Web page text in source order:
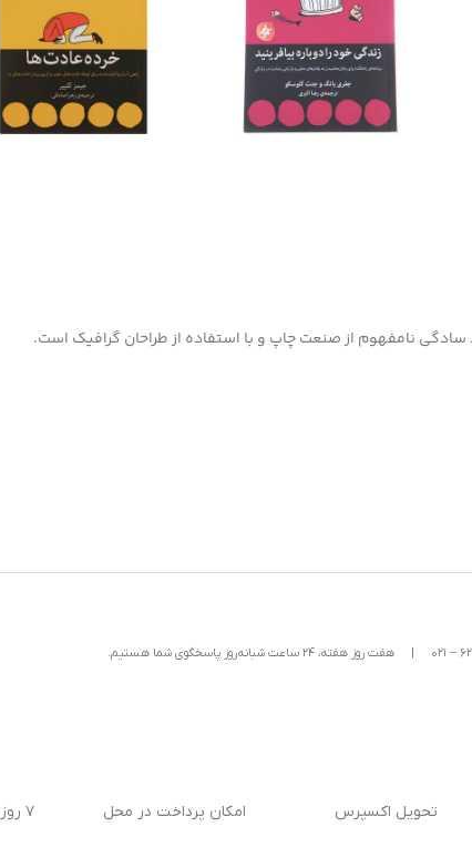
نامفهوم از صنعت چاپ و با استفاده از طراحان گرافیک است.
| هفت روز هفته، ۲۴ ساعت شبانه‌روز پاسخگوی شما هستیم.
تحویل اکسپرس امکان پرداخت در محل ۷ روز هفته، ۲۴ ساعته